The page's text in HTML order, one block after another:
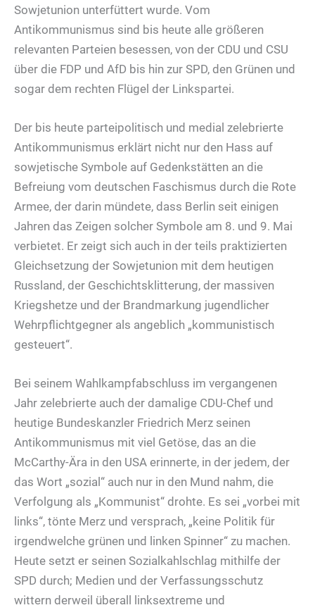
Sowjetunion unterfüttert wurde. Vom
Antikommunismus sind bis heute alle größeren
relevanten Parteien besessen, von der CDU und CSU
über die FDP und AfD bis hin zur SPD, den Grünen und
sogar dem rechten Flügel der Linkspartei.
Der bis heute parteipolitisch und medial zelebrierte
Antikommunismus erklärt nicht nur den Hass auf
sowjetische Symbole auf Gedenkstätten an die
Befreiung vom deutschen Faschismus durch die Rote
Armee, der darin mündete, dass Berlin seit einigen
Jahren das Zeigen solcher Symbole am 8. und 9. Mai
verbietet. Er zeigt sich auch in der teils praktizierten
Gleichsetzung der Sowjetunion mit dem heutigen
Russland, der Geschichtsklitterung, der massiven
Kriegshetze und der Brandmarkung jugendlicher
Wehrpflichtgegner als angeblich „kommunistisch
gesteuert“.
Bei seinem Wahlkampfabschluss im vergangenen
Jahr zelebrierte auch der damalige CDU-Chef und
heutige Bundeskanzler Friedrich Merz seinen
Antikommunismus mit viel Getöse, das an die
McCarthy-Ära in den USA erinnerte, in der jedem, der
das Wort „sozial“ auch nur in den Mund nahm, die
Verfolgung als „Kommunist“ drohte. Es sei „vorbei mit
links“, tönte Merz und versprach, „keine Politik für
irgendwelche grünen und linken Spinner“ zu machen.
Heute setzt er seinen Sozialkahlschlag mithilfe der
SPD durch; Medien und der Verfassungsschutz
wittern derweil überall linksextreme und